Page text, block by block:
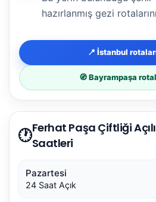
hazırlanmış gezi
📍 İstanbul
🧭 Bayrampaşa
🕐Ferhat Paşa Çiftliği
Saatleri
Pazartesi
24 Saat Açık